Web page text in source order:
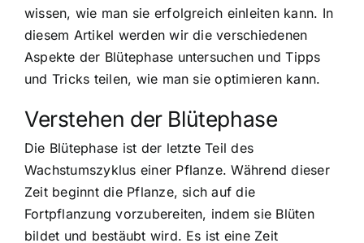
wissen, wie man sie erfolgreich einleiten kann. In
diesem Artikel werden wir die verschiedenen
Aspekte der Blütephase untersuchen und Tipps
und Tricks teilen, wie man sie optimieren kann.
Verstehen der Blütephase
Die Blütephase ist der letzte Teil des
Wachstumszyklus einer Pflanze. Während dieser
Zeit beginnt die Pflanze, sich auf die
Fortpflanzung vorzubereiten, indem sie Blüten
bildet und bestäubt wird. Es ist eine Zeit